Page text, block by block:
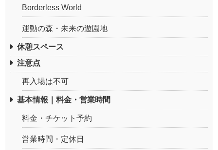
Borderless World
運動の森・未来の遊園地
休憩スペース
注意点
再入場は不可
基本情報｜料金・営業時間
料金・チケット予約
営業時間・定休日